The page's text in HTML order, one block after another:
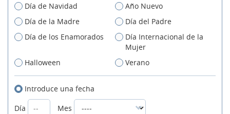
Día de Navidad
Año Nuevo
Día de la Madre
Día del Padre
Día de los Enamorados
Día Internacional de la
Mujer
Halloween
Verano
Introduce una fecha
Día
Mes